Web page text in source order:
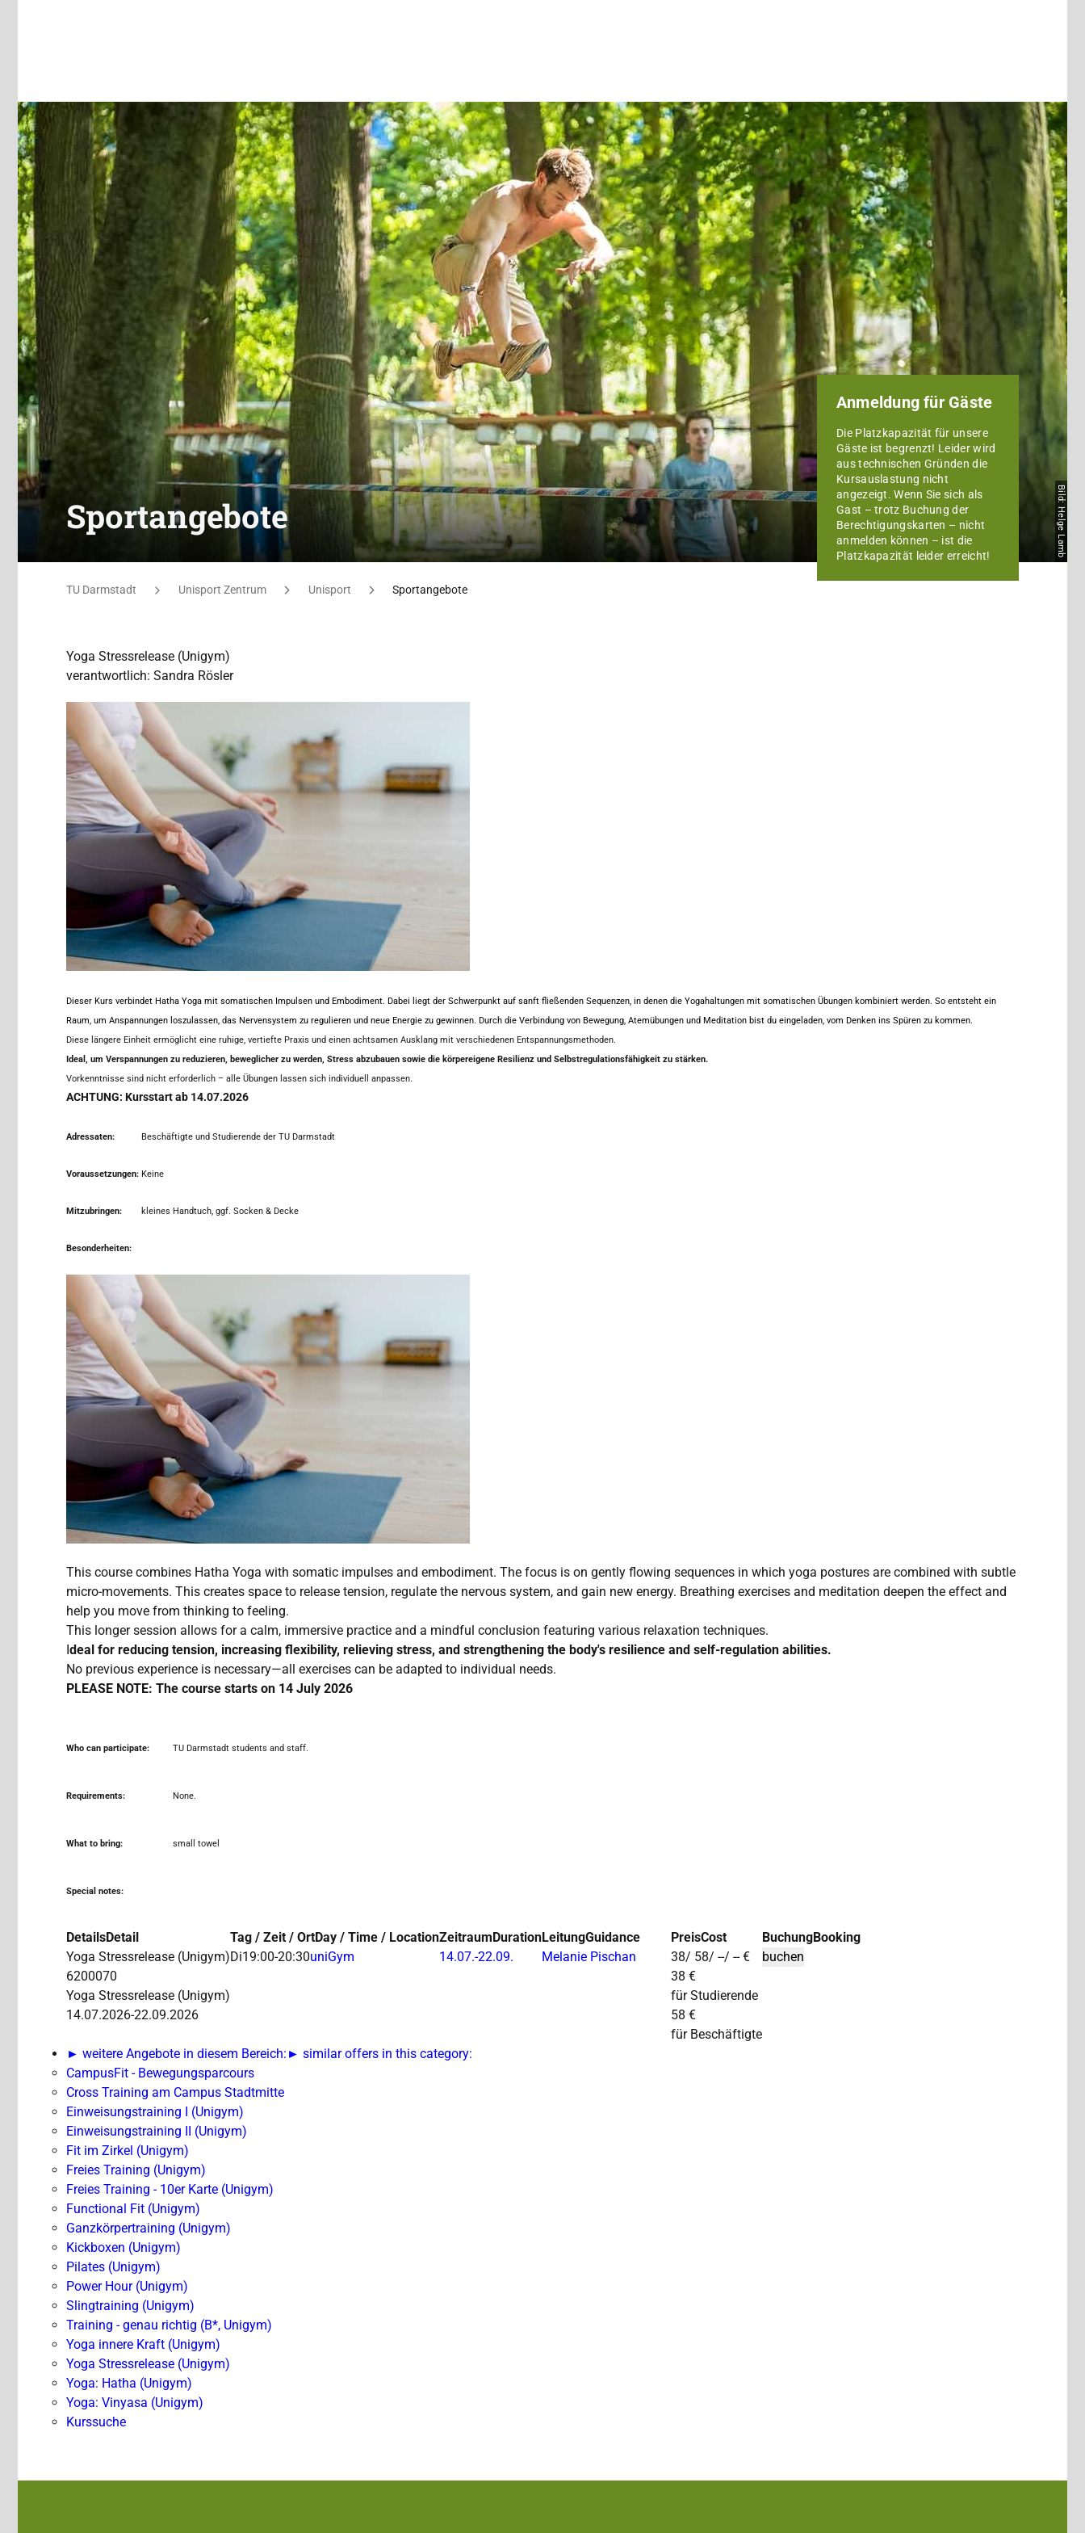
Sportangebote
Anmeldung für Gäste
Die Platzkapazität für unsere
Gäste ist begrenzt! Leider wird
aus technischen Gründen die
Kursauslastung nicht
angezeigt. Wenn Sie sich als
Gast – trotz Buchung der
Berechtigungskarten – nicht
anmelden können – ist die
Platzkapazität leider erreicht!
Bild: Helge Lamb
Sie befinden sich hier:
TU Darmstadt Unisport Zentrum Unisport Sportangebote
Yoga Stressrelease (Unigym)
verantwortlich: Sandra Rösler
Dieser Kurs verbindet Hatha Yoga mit somatischen Impulsen und Embodiment. Dabei liegt der Schwerpunkt auf sanft fließenden Sequenzen, in denen die Yogahaltungen mit somatischen Übungen kombiniert werden. So entsteht ein
Raum, um Anspannungen loszulassen, das Nervensystem zu regulieren und neue Energie zu gewinnen. Durch die Verbindung von Bewegung, Atemübungen und Meditation bist du eingeladen, vom Denken ins Spüren zu kommen.
Diese längere Einheit ermöglicht eine ruhige, vertiefte Praxis und einen achtsamen Ausklang mit verschiedenen Entspannungsmethoden.
Ideal, um Verspannungen zu reduzieren, beweglicher zu werden, Stress abzubauen sowie die körpereigene Resilienz und Selbstregulationsfähigkeit zu stärken.
Vorkenntnisse sind nicht erforderlich – alle Übungen lassen sich individuell anpassen.
ACHTUNG: Kursstart ab 14.07.2026
Adressaten: Beschäftigte und Studierende der TU Darmstadt
Voraussetzungen: Keine
Mitzubringen: kleines Handtuch, ggf. Socken & Decke
Besonderheiten:
This course combines Hatha Yoga with somatic impulses and embodiment. The focus is on gently flowing sequences in which yoga postures are combined with subtle
micro-movements. This creates space to release tension, regulate the nervous system, and gain new energy. Breathing exercises and meditation deepen the effect and
help you move from thinking to feeling.
This longer session allows for a calm, immersive practice and a mindful conclusion featuring various relaxation techniques.
Ideal for reducing tension, increasing flexibility, relieving stress, and strengthening the body's resilience and self-regulation abilities.
No previous experience is necessary—all exercises can be adapted to individual needs.
PLEASE NOTE: The course starts on 14 July 2026
Who can participate: TU Darmstadt students and staff.
Requirements: None.
What to bring: small towel
Special notes:
DetailsDetail Tag / Zeit / OrtDay / Time / LocationZeitraumDurationLeitungGuidance PreisCost BuchungBooking
Yoga Stressrelease (Unigym)
6200070
Yoga Stressrelease (Unigym)
14.07.2026-22.09.2026
Di19:00-20:30uniGym 14.07.-22.09. Melanie Pischan
38/ 58/ --/ -- €
38 €
für Studierende
58 €
für Beschäftigte
► weitere Angebote in diesem Bereich: ► similar offers in this category:
CampusFit - Bewegungsparcours
Cross Training am Campus Stadtmitte
Einweisungstraining I (Unigym)
Einweisungstraining II (Unigym)
Fit im Zirkel (Unigym)
Freies Training (Unigym)
Freies Training - 10er Karte (Unigym)
Functional Fit (Unigym)
Ganzkörpertraining (Unigym)
Kickboxen (Unigym)
Pilates (Unigym)
Power Hour (Unigym)
Slingtraining (Unigym)
Training - genau richtig (B*, Unigym)
Yoga innere Kraft (Unigym)
Yoga Stressrelease (Unigym)
Yoga: Hatha (Unigym)
Yoga: Vinyasa (Unigym)
Kurssuche